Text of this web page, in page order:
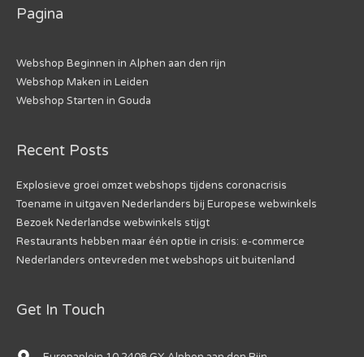
Pagina
Webshop Beginnen in Alphen aan den rijn
Webshop Maken in Leiden
Webshop Starten in Gouda
Recent Posts
Explosieve groei omzet webshops tijdens coronacrisis
Toename in uitgaven Nederlanders bij Europese webwinkels
Bezoek Nederlandse webwinkels stijgt
Restaurants hebben maar één optie in crisis: e-commerce
Nederlanders ontevreden met webshops uit buitenland
Get In Touch